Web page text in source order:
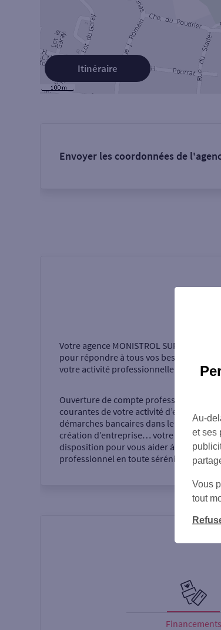
Itinéraire
Envoyer les coordonnées de
Votre agence MONISTROL SUR LOIRE
pour répondre à tous vos besoins dans le
votre activité professionnelle.
Ouverture de compte professionnel,
courantes de votre activité
démarches bancaires dans le cadre de
création d’entreprise… votre agence se
disposition pour vous aider à réaliser
professionnel en toute sérénité.
Financements
Au-
et ses
Vous
tout